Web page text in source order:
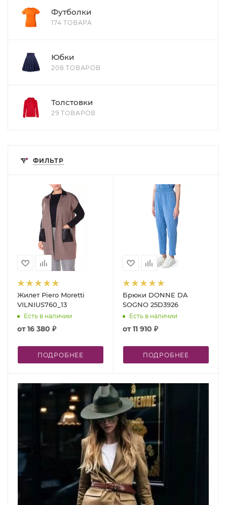
Футболки
174 ТОВАРА
Юбки
208 ТОВАРОВ
Толстовки
29 ТОВАРОВ
ФИЛЬТР
Жилет Piero Moretti
VILNIUS760_13
Есть в наличии
от16 380 ₽
ПОДРОБНЕЕ
Брюки DONNE DA
SOGNO 25D3926
Есть в наличии
от11 910 ₽
ПОДРОБНЕЕ